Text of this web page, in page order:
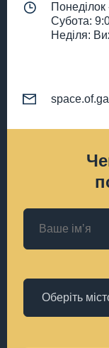
Субота:
Неділя: